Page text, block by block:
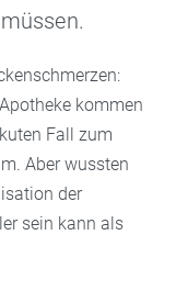
kommen
Fall zum
Aber wussten
der
sein kann als